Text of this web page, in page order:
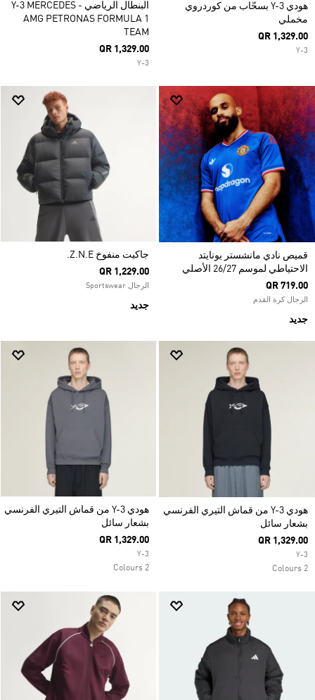
هودي Y-3 بسحّاب من كوردروي
مخملي
QR 1,329.00
Y-3
البنطال الرياضي Y-3 MERCEDES -
AMG PETRONAS FORMULA 1
TEAM
QR 1,329.00
Y-3
قميص نادي مانشستر يونايتد
الاحتياطي لموسم 26/27 الأصلي
QR 719.00
الرجال كرة القدم
جديد
جاكيت منفوخ Z.N.E.
QR 1,229.00
الرجال Sportswear
جديد
هودي Y-3 من قماش التيري الفرنسي
بشعار سائل
QR 1,329.00
Y-3
2 Colours
هودي Y-3 من قماش التيري الفرنسي
بشعار سائل
QR 1,329.00
Y-3
2 Colours